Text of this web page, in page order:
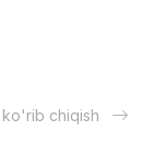
ko'rib chiqish